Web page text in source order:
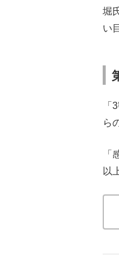
堀
い
ら
「
以